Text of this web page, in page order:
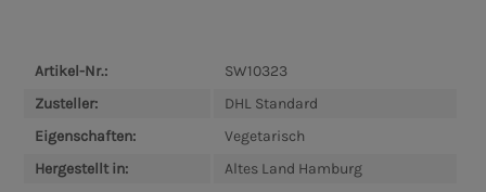
Artikel-Nr.:
SW10323
Zusteller:
DHL Standard
Eigenschaften:
Vegetarisch
Hergestellt in:
Altes Land Hamburg